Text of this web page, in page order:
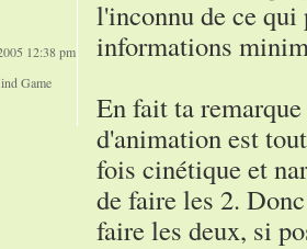
l'inconnu de ce qui
informations
En fait ta
d'animation est
fois cinétique et
de faire les 2.
faire les deux, si
12:38 pm
Game